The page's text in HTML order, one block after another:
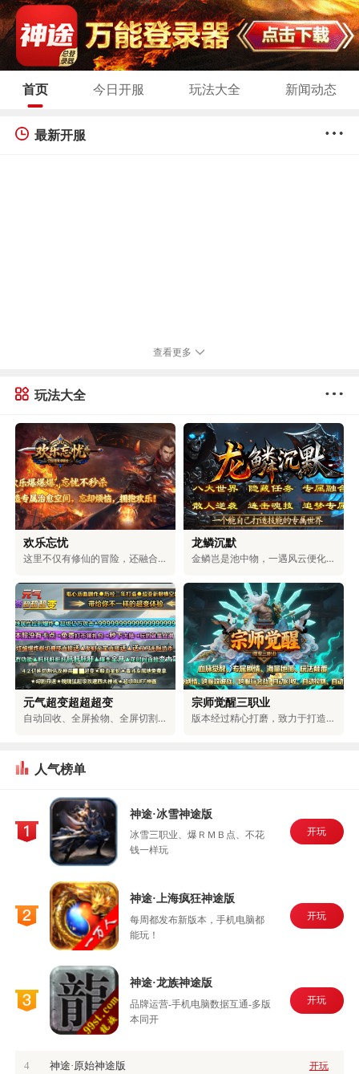
首页 今日开服 玩法大全 新闻动态
最新开服
查看更多
玩法大全
欢乐忘忧
这里不仅有修仙的冒险，还融合了浪漫的爱情、激烈的权谋和对无上大道的追求。在这里，可以和仙盟的伙伴们一起探索神秘的地方，和命中注定的道侣一起修炼。可以体验到用剑斩断天空的畅快，也能感受到和爱人相互陪伴的温暖。可以选择成为三界中最有权力的人，也可以和道侣一起自由自在地生活。你的仙侠人生，由你自己决定。
龙鳞沉默
金鳞岂是池中物，一遇风云便化龙！踏入龙族专属的世界，你将拥有龙牙的锋利，能刺穿一切罪恶；龙角的傲然，可蔑视一切敌人；龙爪的强劲，能撕破一切阻碍；龙眸的凝视，可看穿一切虚伪；龙血的燃烧，能燃尽一切黑暗；龙怒的嘶吼，可震碎一切魔障；龙鳞的威严，彰显着顺我者生、逆我者亡的绝对霸气！少年，拿起护龙之刃，守护龙之圣地，捍卫龙族荣耀，守护整片大陆！
元气超变超超超变
自动回收、全屏捡物、全屏切割、超大仓库统统免费送，无卡顿，百阶装备轻松爆，充值福利超丰厚。上百件专属神器、多元玩法，搭配独特机制与炫酷特效，无套路、无强制消费，耗时就能解锁全部内容。团队耗时二年精心打磨，大陆功能完善，邀你尽情体验。
宗师觉醒三职业
版本经过精心打磨，致力于打造物价稳定、玩法多元的生态服。游戏支持玩家自由交易，所有装备都由BOSS掉落，一切靠打，公平公正。同时，还具备自动回收、捡物、巡航等便捷功能，解放双手轻松升级。在保留经典玩法的基础上，新增了血脉觉醒、秘宝探索、装备觉醒等特色内容，兼具热血与便捷，重塑全新的冒险体验。
人气榜单
神途·冰雪神途版
冰雪三职业、爆ＲＭＢ点、不花
钱一样玩
开玩
神途·上海疯狂神途版
每周都发布新版本，手机电脑都
能玩！
开玩
神途·龙族神途版
品牌运营-手机电脑数据互通-多版
本同开
开玩
4 神途·原始神途版 开玩